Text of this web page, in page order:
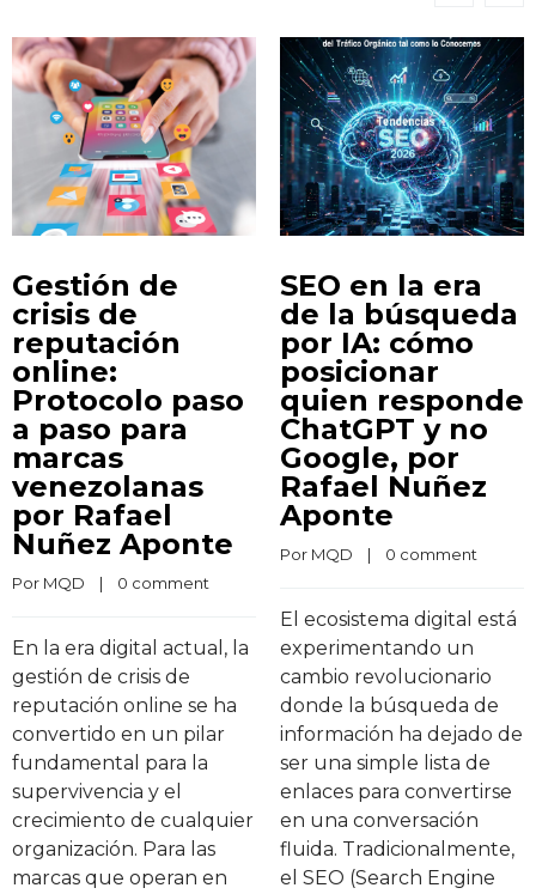
Gestión de
crisis de
reputación
online:
Protocolo paso
a paso para
marcas
venezolanas
por Rafael
Nuñez Aponte
Por MQD
    |
0 comment
En la era digital actual, la
gestión de crisis de
reputación online se ha
convertido en un pilar
fundamental para la
supervivencia y el
crecimiento de cualquier
organización. Para las
marcas que operan en
SEO en la era
de la búsqueda
por IA: cómo
posicionar
quien responde
ChatGPT y no
Google, por
Rafael Nuñez
Aponte
Por MQD
    |
0 comment
El ecosistema digital está
experimentando un
cambio revolucionario
donde la búsqueda de
información ha dejado de
ser una simple lista de
enlaces para convertirse
en una conversación
fluida. Tradicionalmente,
el SEO (Search Engine